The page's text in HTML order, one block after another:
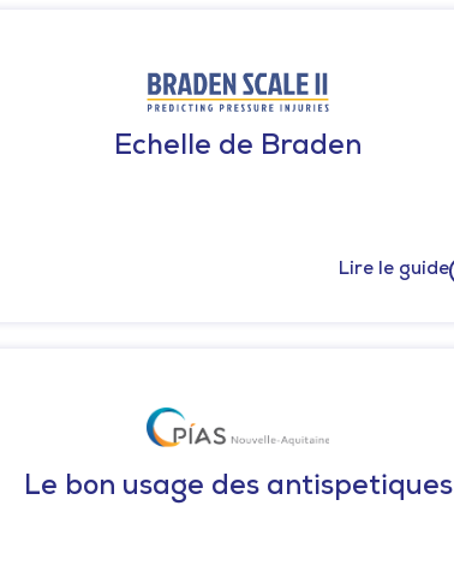
Echelle de Braden
Lire le guide
Le bon usage des antispetiques